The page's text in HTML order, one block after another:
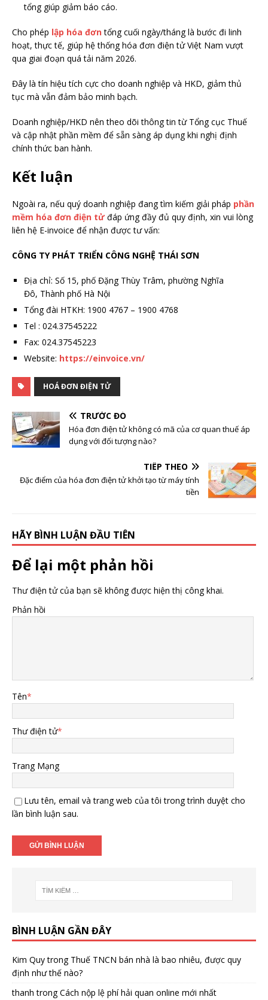
tổng giúp giảm báo cáo.
Cho phép lập hóa đơn tổng cuối ngày/tháng là bước đi linh
hoạt, thực tế, giúp hệ thống hóa đơn điện tử Việt Nam vượt
qua giai đoạn quá tải năm 2026.
Đây là tín hiệu tích cực cho doanh nghiệp và HKD, giảm thủ
tục mà vẫn đảm bảo minh bạch.
Doanh nghiệp/HKD nên theo dõi thông tin từ Tổng cục Thuế
và cập nhật phần mềm để sẵn sàng áp dụng khi nghị định
chính thức ban hành.
Kết luận
Ngoài ra, nếu quý doanh nghiệp đang tìm kiếm giải pháp phần
mềm hóa đơn điện tửđáp ứng đầy đủ quy định, xin vui lòng
liên hệ E-invoice để nhận được tư vấn:
CÔNG TY PHÁT TRIỂN CÔNG NGHỆ THÁI SƠN
Địa chỉ: Số 15, phố Đặng Thùy Trâm, phường Nghĩa
Đô, Thành phố Hà Nội
Tổng đài HTKH: 1900 4767 – 1900 4768
Tel : 024.37545222
Fax: 024.37545223
Website: https://einvoice.vn/
HOÁ ĐƠN ĐIỆN TỬ
TRƯỚC ĐÓ
Hóa đơn điện tử không có mã của cơ quan thuế áp
dụng với đối tượng nào?
TIẾP THEO
Đặc điểm của hóa đơn điện tử khởi tạo từ máy tính
tiền
HÃY BÌNH LUẬN ĐẦU TIÊN
Để lại một phản hồi
Thư điện tử của bạn sẽ không được hiện thị công khai.
Phản hồi
Tên*
Thư điện tử*
Trang Mạng
Lưu tên, email và trang web của tôi trong trình duyệt cho
lần bình luận sau.
BÌNH LUẬN GẦN ĐÂY
Kim Quytrong Thuế TNCN bán nhà là bao nhiêu, được quy
định như thế nào?
thanh trongCách nộp lệ phí hải quan online mới nhất